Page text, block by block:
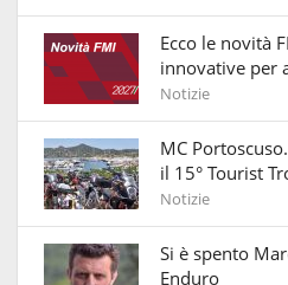
Ecco le novità
innovative per
Notizie
MC
il 15° Tourist
Notizie
Si è spento
Enduro